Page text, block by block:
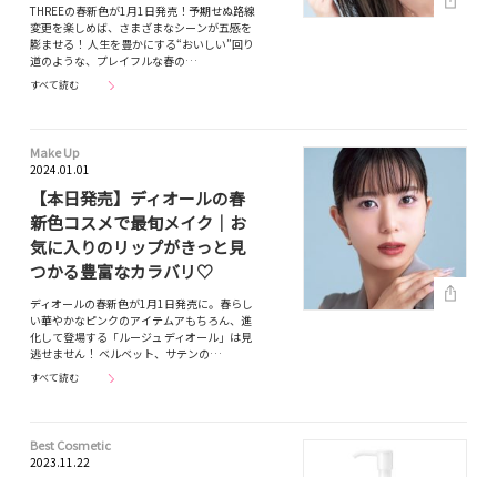
THREEの春新色が1月1日発売！予期せぬ路線
変更を楽しめば、さまざまなシーンが五感を
膨ませる！ 人生を豊かにする“おいしい”回り
道のような、プレイフルな春の…
すべて読む
Make Up
2024.01.01
【本日発売】ディオールの春
新色コスメで最旬メイク｜お
気に入りのリップがきっと見
つかる豊富なカラバリ♡
ディオールの春新色が1月1日発売に。春らし
い華やかなピンクのアイテムアもちろん、進
化して登場する「ルージュ ディオール」は見
逃せません！ ベルベット、サテンの…
すべて読む
Best Cosmetic
2023.11.22